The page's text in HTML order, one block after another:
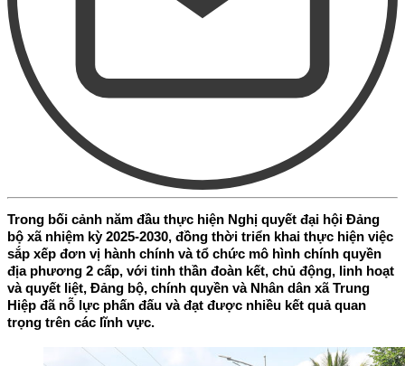
Trong bối cảnh năm đầu thực hiện Nghị quyết đại hội Đảng
bộ xã nhiệm kỳ 2025-2030, đồng thời triển khai thực hiện việc
sắp xếp đơn vị hành chính và tổ chức mô hình chính quyền
địa phương 2 cấp, với tinh thần đoàn kết, chủ động, linh hoạt
và quyết liệt, Đảng bộ, chính quyền và Nhân dân xã Trung
Hiệp đã nỗ lực phấn đấu và đạt được nhiều kết quả quan
trọng trên các lĩnh vực.